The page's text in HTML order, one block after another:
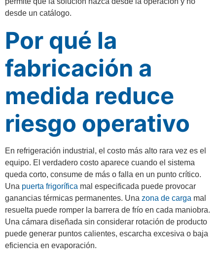
desde un catálogo.
Por qué la
fabricación a
medida reduce
riesgo operativo
En refrigeración industrial, el costo más alto rara vez es el
equipo. El verdadero costo aparece cuando el sistema
queda corto, consume de más o falla en un punto crítico.
Una puerta frigorífica mal especificada puede provocar
ganancias térmicas permanentes. Una zona de carga mal
resuelta puede romper la barrera de frío en cada maniobra.
Una cámara diseñada sin considerar rotación de producto
puede generar puntos calientes, escarcha excesiva o baja
eficiencia en evaporación.